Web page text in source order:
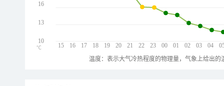
15 16 17 18 19 20 21 22 23 00 01 02 03 04
16
13
10
℃
温度：表示大气冷热程度的物理量，气象上给出